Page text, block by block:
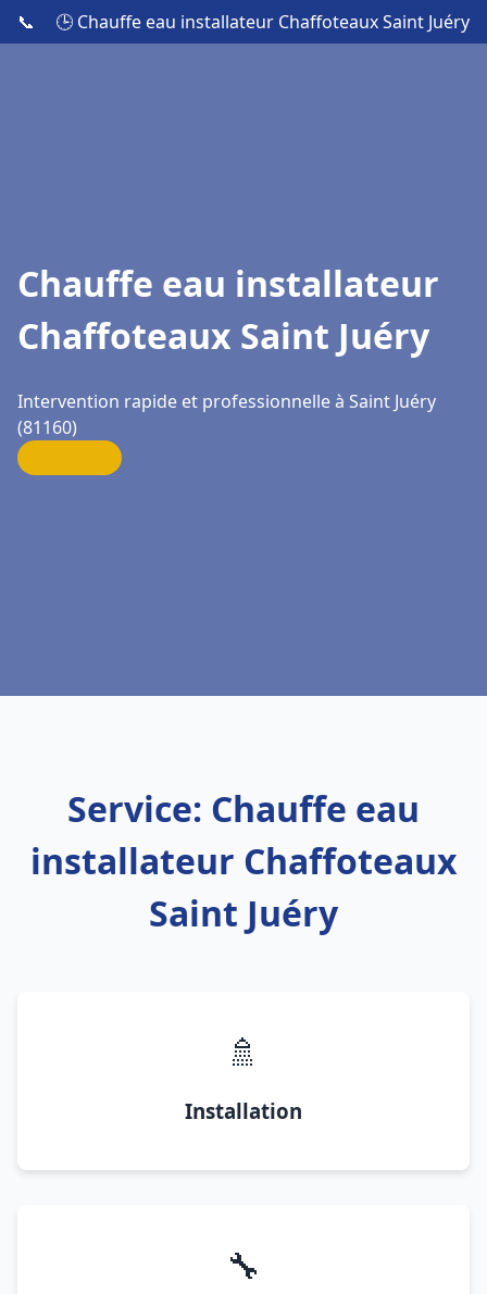
📞 🕒 Chauffe eau installateur Chaffoteaux Saint Juéry
Chauffe eau installateur
Chaffoteaux Saint Juéry
Intervention rapide et professionnelle à Saint Juéry
(81160)
Service: Chauffe eau
installateur Chaffoteaux
Saint Juéry
🚿
Installation
🔧